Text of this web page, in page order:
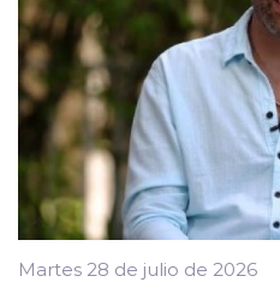
Martes 28 de julio de 2026